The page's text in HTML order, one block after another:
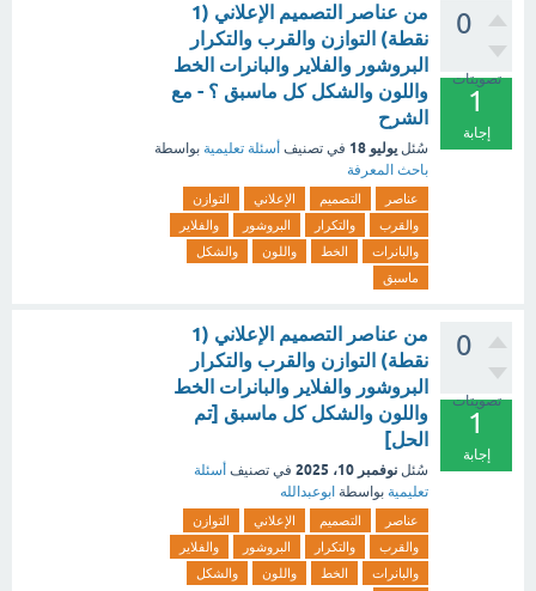
0
تصويتات
1
إجابة
من عناصر التصميم الإعلاني (1
نقطة) التوازن والقرب والتكرار
البروشور والفلاير والبانرات الخط
واللون والشكل كل ماسبق ؟ - مع
الشرح
سُئل يوليو 18 في تصنيف أسئلة تعليمية بواسطة
باحث المعرفة
عناصر التصميم الإعلاني
التوازن
والقرب
والتكرار البروشور
والفلاير
والبانرات
الخط واللون
والشكل
ماسبق
0
تصويتات
1
إجابة
من عناصر التصميم الإعلاني (1
نقطة) التوازن والقرب والتكرار
البروشور والفلاير والبانرات الخط
واللون والشكل كل ماسبق [تم
الحل]
سُئل نوفمبر 10، 2025 في تصنيف أسئلة
تعليمية بواسطة ابوعبدالله
عناصر التصميم الإعلاني
التوازن
والقرب
والتكرار البروشور
والفلاير
والبانرات
الخط واللون
والشكل